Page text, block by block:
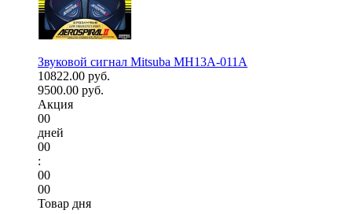
Звуковой сигнал Mitsuba MH13A-011A
10822.00 руб.
9500.00 руб.
Акция
00
дней
00
:
00
00
Товар дня